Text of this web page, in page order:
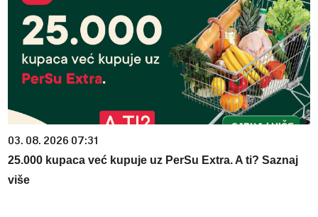
03. 08. 2026 07:31
25.000 kupaca već kupuje uz PerSu Extra. A ti? Saznaj
više